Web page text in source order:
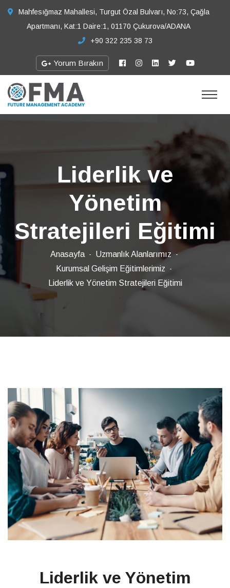
Mahfesığmaz Mahallesi, Turgut Özal Bulvarı, No:73, Çağla
Apartmanı, Kat:1 Daire:1, 01170 Çukurova/ADANA
+90 322 235 38 73
Yorum Bırakın
Liderlik ve
Yönetim
Stratejileri Eğitimi
Anasayfa
Uzmanlık Alanlarımız
Kurumsal Gelişim Eğitimlerimiz
Liderlik ve Yönetim Stratejileri Eğitimi
Liderlik ve Yönetim